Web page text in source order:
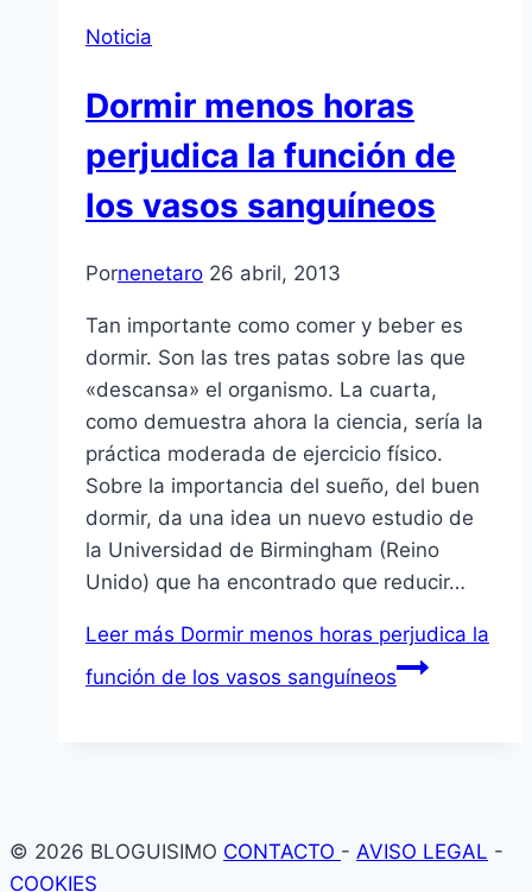
Noticia
Dormir menos horas
perjudica la función de
los vasos sanguí­neos
Pornenetaro 26 abril, 2013
Tan importante como comer y beber es
dormir. Son las tres patas sobre las que
«descansa» el organismo. La cuarta,
como demuestra ahora la ciencia, serí­a la
práctica moderada de ejercicio fí­sico.
Sobre la importancia del sueño, del buen
dormir, da una idea un nuevo estudio de
la Universidad de Birmingham (Reino
Unido) que ha encontrado que reducir…
Leer más Dormir menos horas perjudica la
función de los vasos sanguí­neos
© 2026 BLOGUISIMO CONTACTO - AVISO LEGAL -
COOKIES